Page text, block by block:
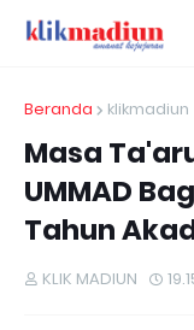
Beranda klikmadiun
Masa
UMMAD
Tahun
KLIK MADIUN